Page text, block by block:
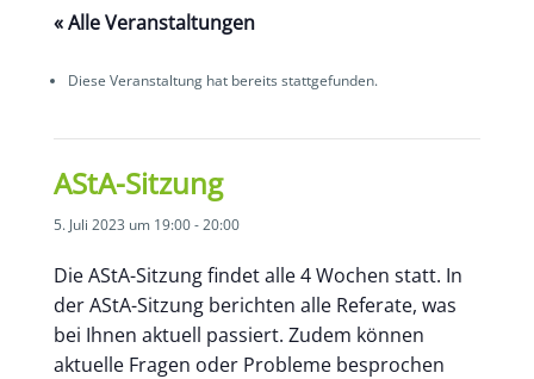
« Alle Veranstaltungen
Diese Veranstaltung hat bereits stattgefunden.
AStA-Sitzung
5. Juli 2023 um 19:00-20:00
Die AStA-Sitzung findet alle 4 Wochen statt. In
der AStA-Sitzung berichten alle Referate, was
bei Ihnen aktuell passiert. Zudem können
aktuelle Fragen oder Probleme besprochen